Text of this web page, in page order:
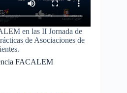
en las II Jornada de
de Asociaciones de
FACALEM